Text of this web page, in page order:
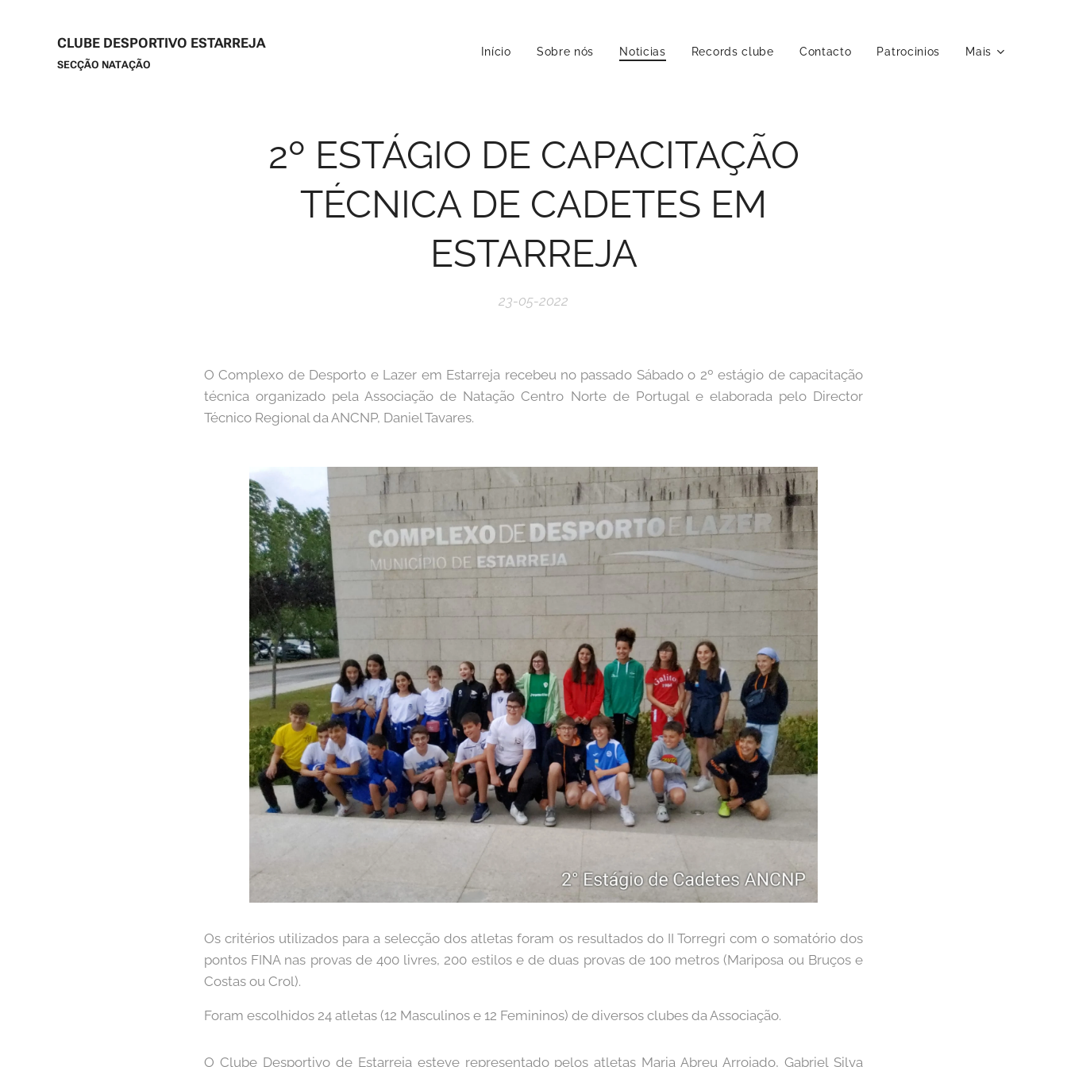
CLUBE DESPORTIVO ESTARREJA
SECÇÃO NATAÇÃO
Início Sobre nós Noticias Records clube Contacto Patrocinios Mais
2º ESTÁGIO DE CAPACITAÇÃO
TÉCNICA DE CADETES EM
ESTARREJA
23-05-2022
O Complexo de Desporto e Lazer em Estarreja recebeu no passado Sábado o 2º estágio de capacitação
técnica organizado pela Associação de Natação Centro Norte de Portugal e elaborada pelo Director
Técnico Regional da ANCNP, Daniel Tavares.
Os critérios utilizados para a selecção dos atletas foram os resultados do II Torregri com o somatório dos
pontos FINA nas provas de 400 livres, 200 estilos e de duas provas de 100 metros (Mariposa ou Bruços e
Costas ou Crol).
Foram escolhidos 24 atletas (12 Masculinos e 12 Femininos) de diversos clubes da Associação.
O Clube Desportivo de Estarreja esteve representado pelos atletas Maria Abreu Arrojado, Gabriel Silva